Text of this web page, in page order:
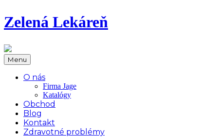
Zelená Lekáreň
Menu
O nás
Firma Jage
Katalógy
Obchod
Blog
Kontakt
Zdravotné problémy